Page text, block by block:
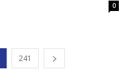
0
241